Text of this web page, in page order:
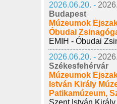
2026.06.20. -
Budapest
Múzeumok
Óbudai
EMIH - Óbudai
2026.06.20. -
Székesfehérvár
Múzeumok
István Király
Patikamúzeum,
Szent István